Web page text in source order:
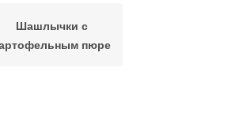
Шашлычки с
пюре